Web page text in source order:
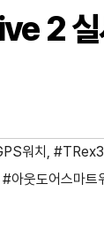
2 실
워치 , #TRex3
#아웃도어스마트